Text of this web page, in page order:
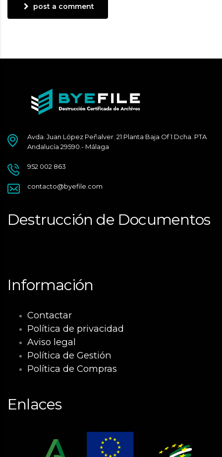
post a comment
Avda. Juan López Peñalver. 21 Planta Baja Of 1 Dcha. PTA
Andalucía 29590.- Málaga
952 002 863
contacto@byefile.com
Destrucción de Documentos
Información
Contactar
Política de privacidad
Aviso legal
Política de Gestión
Política de Compras
Enlaces